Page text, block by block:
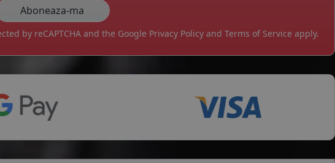
by reCAPTCHA and the Google Privacy Policy and Terms of Service apply.